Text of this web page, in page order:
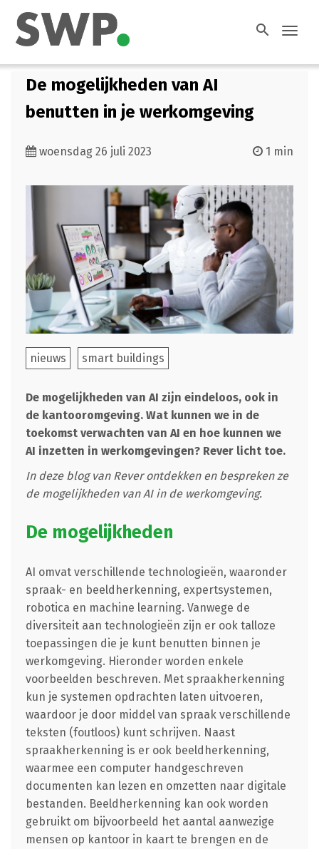
search
De mogelijkheden van AI
benutten in je werkomgeving
woensdag 26 juli 2023 1 min
nieuws smart buildings
De mogelijkheden van AI zijn eindeloos, ook in
de kantooromgeving. Wat kunnen we in de
toekomst verwachten van AI en hoe kunnen we
AI inzetten in werkomgevingen? Rever licht toe.
In deze blog van Rever ontdekken en bespreken ze
de mogelijkheden van AI in de werkomgeving.
De mogelijkheden
AI omvat verschillende technologieën, waaronder
spraak- en beeldherkenning, expertsystemen,
robotica en machine learning. Vanwege de
diversiteit aan technologieën zijn er ook talloze
toepassingen die je kunt benutten binnen je
werkomgeving. Hieronder worden enkele
voorbeelden beschreven. Met spraakherkenning
kun je systemen opdrachten laten uitvoeren,
waardoor je door middel van spraak verschillende
teksten (foutloos) kunt schrijven. Naast
spraakherkenning is er ook beeldherkenning,
waarmee een computer handgeschreven
documenten kan lezen en omzetten naar digitale
bestanden. Beeldherkenning kan ook worden
gebruikt om bijvoorbeeld het aantal aanwezige
mensen op kantoor in kaart te brengen en de